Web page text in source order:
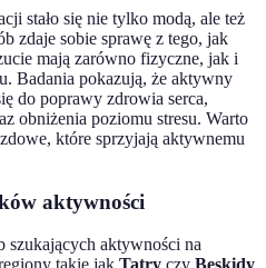
stało się nie tylko modą, ale też
zdaje sobie sprawę z tego, jak
mają zarówno fizyczne, jak i
Badania pokazują, że aktywny
do poprawy zdrowia serca,
obniżenia poziomu stresu. Warto
które sprzyjają aktywnemu
aktywności
szukających aktywności na